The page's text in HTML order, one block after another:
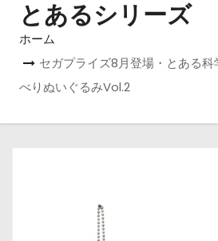
とあるシリーズ
ホーム
セガプライズ8月登場・とある
べりぬいぐるみVol.2